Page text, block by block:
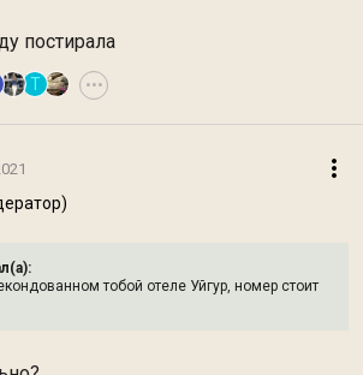
постирала
Т •••
тобой отеле Уйгур, номер стоит